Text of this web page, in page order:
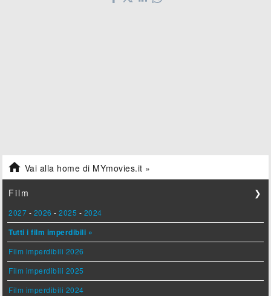
 Vai alla home di MYmovies.it »
Film ❯
2027 - 2026 -2025 - 2024
Tutti i film imperdibili »
Film imperdibili 2026
Film imperdibili 2025
Film imperdibili 2024